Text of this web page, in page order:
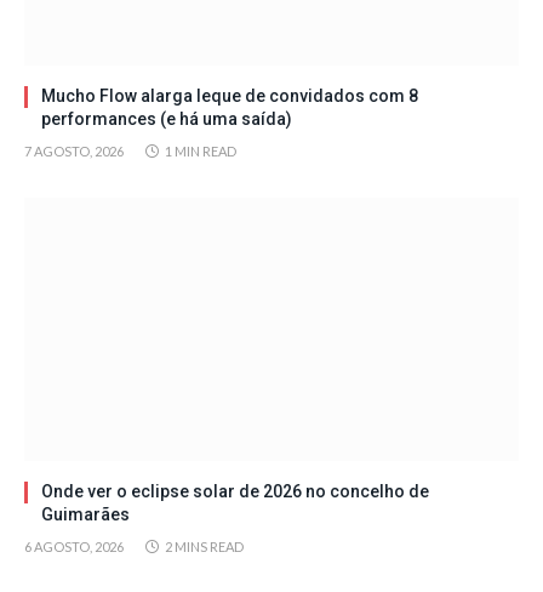
Mucho Flow alarga leque de convidados com 8
performances (e há uma saída)
7 AGOSTO, 2026 1 MIN READ
Onde ver o eclipse solar de 2026 no concelho de
Guimarães
6 AGOSTO, 2026 2 MINS READ